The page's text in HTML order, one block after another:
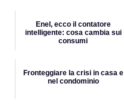
Enel, ecco il contatore
intelligente: cosa cambia sui
consumi
Fronteggiare la crisi in casa e
nel condominio